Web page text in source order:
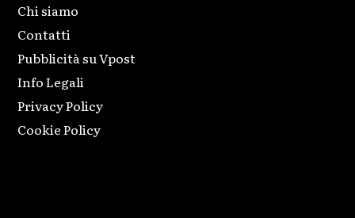
Chi siamo
Contatti
Pubblicità su Vpost
Info Legali
Privacy Policy
Cookie Policy